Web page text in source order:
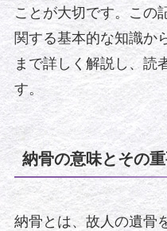
ことが大切です。この
関する基本的な知識か
まで詳しく解説し、読
す。
納骨の意味とその
納骨とは、故人の遺骨